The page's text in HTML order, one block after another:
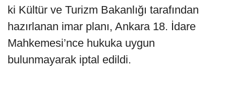
ki Kültür ve Turizm Bakanlığı tarafından
hazırlanan imar planı, Ankara 18. İdare
Mahkemesi’nce hukuka uygun
bulunmayarak iptal edildi.